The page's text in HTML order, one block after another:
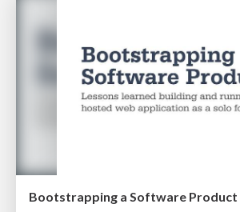
Bootstrapping a Software Product